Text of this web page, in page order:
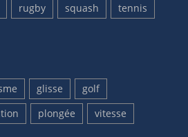
rugby squash tennis
glisse
golf
plongée vitesse